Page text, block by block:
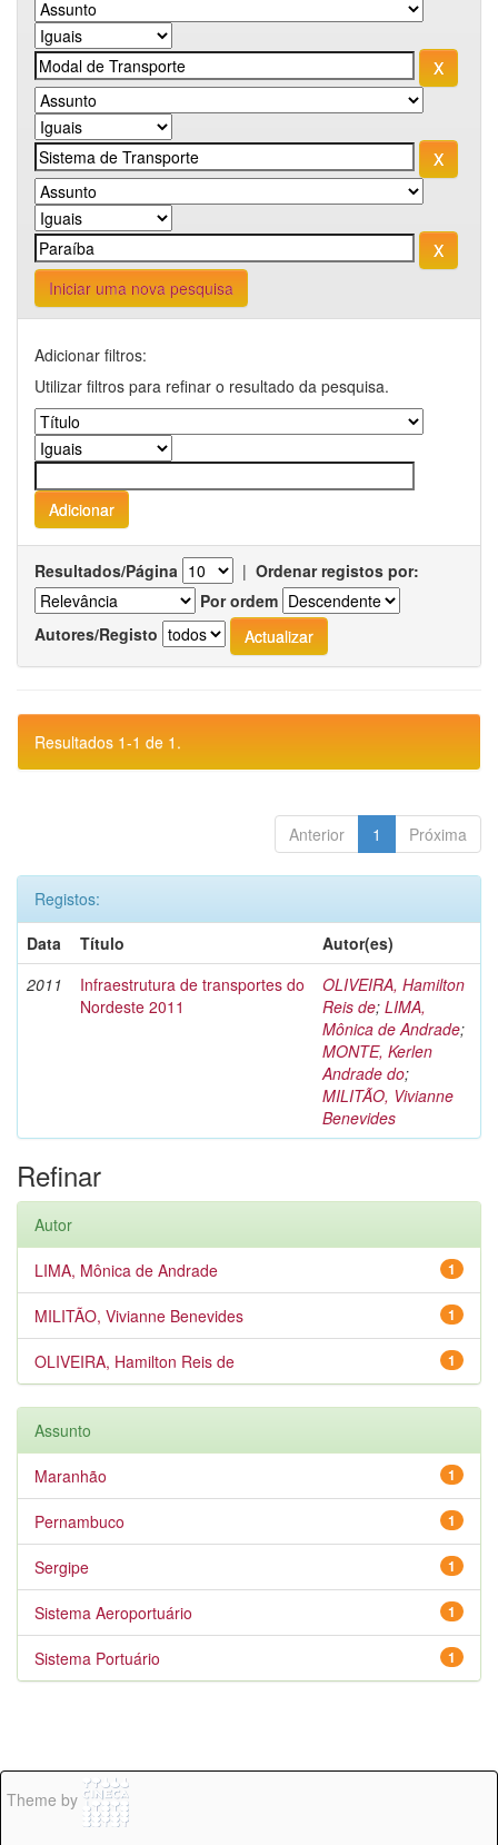
Iniciar uma nova pesquisa
Adicionar filtros:
Utilizar filtros para refinar o resultado da pesquisa.
Resultados/Página | Ordenar registos por:
Por ordem
Autores/Registo
Resultados 1-1 de 1.
Anterior 1 Próxima
Registos:
Data
Título
Autor(es)
2011
Infraestrutura de transportes do
Nordeste 2011
OLIVEIRA, Hamilton
Reis de; LIMA,
Mônica de Andrade;
MONTE, Kerlen
Andrade do;
MILITÃO, Vivianne
Benevides
Refinar
Autor
1
LIMA, Mônica de Andrade
1
MILITÃO, Vivianne Benevides
1
OLIVEIRA, Hamilton Reis de
Assunto
1
Maranhão
1
Pernambuco
1
Sergipe
1
Sistema Aeroportuário
1
Sistema Portuário
Theme by